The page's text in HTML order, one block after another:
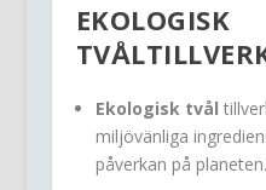
EKOLOGISK
Ekologisk tvål
miljövänliga
påverkan på planeten.